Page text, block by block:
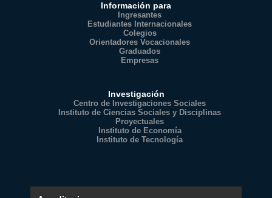
Información para
Ingresantes
Estudiantes Internacionales
Colegios
Orientadores Vocacionales
Graduados
Empresas
Investigación
Centro de Investigaciones Sociales
Instituto de Ciencias Sociales y Disciplinas
Proyectuales
Instituto de Economía
Instituto de Tecnología